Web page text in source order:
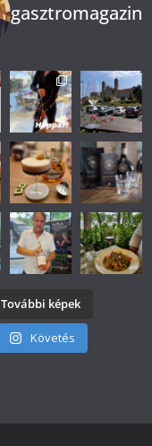
gasztromagazin
További képek
Követés